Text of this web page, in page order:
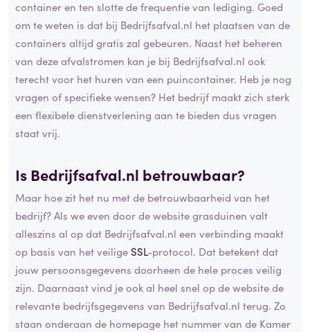
container en ten slotte de frequentie van lediging. Goed
om te weten is dat bij Bedrijfsafval.nl het plaatsen van de
containers altijd gratis zal gebeuren. Naast het beheren
van deze afvalstromen kan je bij Bedrijfsafval.nl ook
terecht voor het huren van een puincontainer. Heb je nog
vragen of specifieke wensen? Het bedrijf maakt zich sterk
een flexibele dienstverlening aan te bieden dus vragen
staat vrij.
Is Bedrijfsafval.nl betrouwbaar?
Maar hoe zit het nu met de betrouwbaarheid van het
bedrijf? Als we even door de website grasduinen valt
alleszins al op dat Bedrijfsafval.nl een verbinding maakt
op basis van het veiligeSSL-protocol. Dat betekent dat
jouw persoonsgegevens doorheen de hele proces veilig
zijn. Daarnaast vind je ook al heel snel op de website de
relevante bedrijfsgegevens van Bedrijfsafval.nl terug. Zo
staan onderaan de homepage het nummer van de Kamer